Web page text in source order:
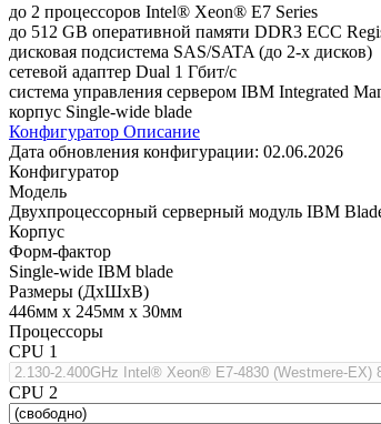
до 2 процессоров Intel® Xeon® E7 Series
до 512 GB оперативной памяти DDR3 ECC
дисковая подсистема SAS/SATA (до 2-х дисков)
сетевой адаптер Dual 1 Гбит/с
система управления сервером IBM Integrated
корпус Single-wide blade
Конфигуратор Описание
Дата обновления конфигурации: 02.06.2026
Конфигуратор
Модель
Двухпроцессорный серверный модуль IBM
Корпус
Форм-фактор
Single-wide IBM blade
Размеры (ДхШхВ)
446мм х 245мм х 30мм
Процессоры
CPU 1
CPU 2